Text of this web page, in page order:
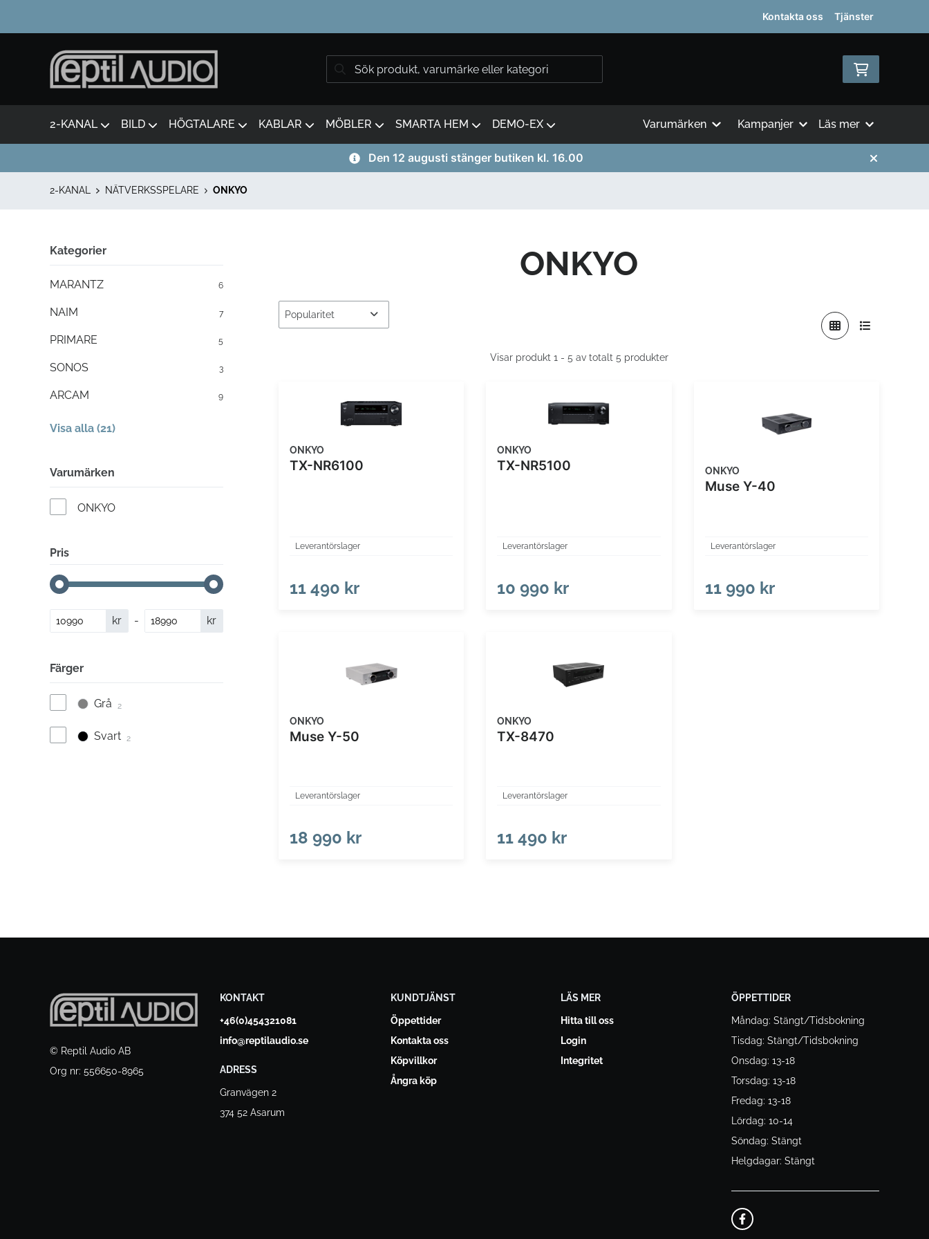
Kontakta oss Tjänster
2-KANAL BILD HÖGTALARE KABLAR MÖBLER SMARTA HEM DEMO-EX Varumärken Kampanjer Läs mer
Den 12 augusti stänger butiken kl. 16.00
2-KANAL NÄTVERKSSPELARE ONKYO
Kategorier
MARANTZ 6
NAIM 7
PRIMARE 5
SONOS 3
ARCAM 9
Visa alla (21)
Varumärken
ONKYO
Pris
kr - kr
Färger
Grå 2
Svart 2
ONKYO
Visar produkt 1 - 5 av totalt 5 produkter
ONKYO
TX-NR6100
Leverantörslager
11 490 kr
ONKYO
TX-NR5100
Leverantörslager
10 990 kr
ONKYO
Muse Y-40
Leverantörslager
11 990 kr
ONKYO
Muse Y-50
Leverantörslager
18 990 kr
ONKYO
TX-8470
Leverantörslager
11 490 kr
© Reptil Audio AB
Org nr: 556650-8965
KONTAKT
+46(0)454321081
info@reptilaudio.se
ADRESS
Granvägen 2
374 52 Asarum
KUNDTJÄNST
Öppettider
Kontakta oss
Köpvillkor
Ångra köp
LÄS MER
Hitta till oss
Login
Integritet
ÖPPETTIDER
Måndag: Stängt/Tidsbokning
Tisdag: Stängt/Tidsbokning
Onsdag: 13-18
Torsdag: 13-18
Fredag: 13-18
Lördag: 10-14
Söndag: Stängt
Helgdagar: Stängt